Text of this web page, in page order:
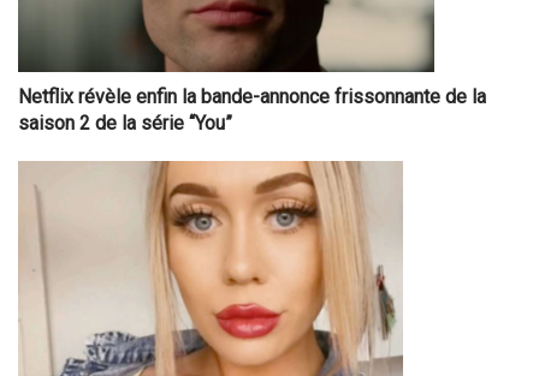
Netflix révèle enfin la bande-annonce frissonnante de la
saison 2 de la série “You”